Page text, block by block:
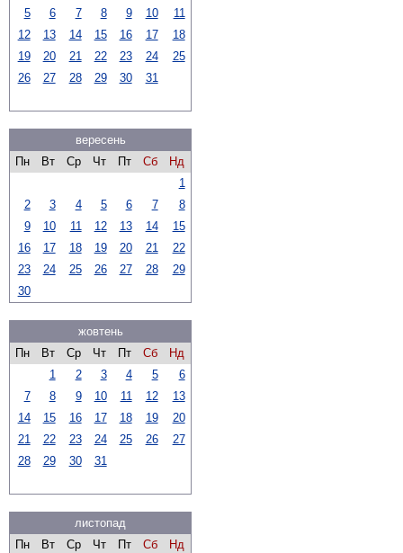
5
6 7 8 9 10
11
12
13 14 15 16 17
18
19
20 21 22 23 24
25
26
27 28 29 30 31
вересень
Пн
Вт Ср Чт Пт Сб
Нд
1
2
3 4 5 6 7
8
9
10 11 12 13 14
15
16
17 18 19 20 21
22
23
24 25 26 27 28
29
30
жовтень
Пн
Вт Ср Чт Пт Сб
Нд
1
2 3 4 5
6
7
8 9 10 11 12
13
14
15 16 17 18 19
20
21
22 23 24 25 26
27
28
29 30 31
листопад
Пн
Вт Ср Чт Пт Сб
Нд